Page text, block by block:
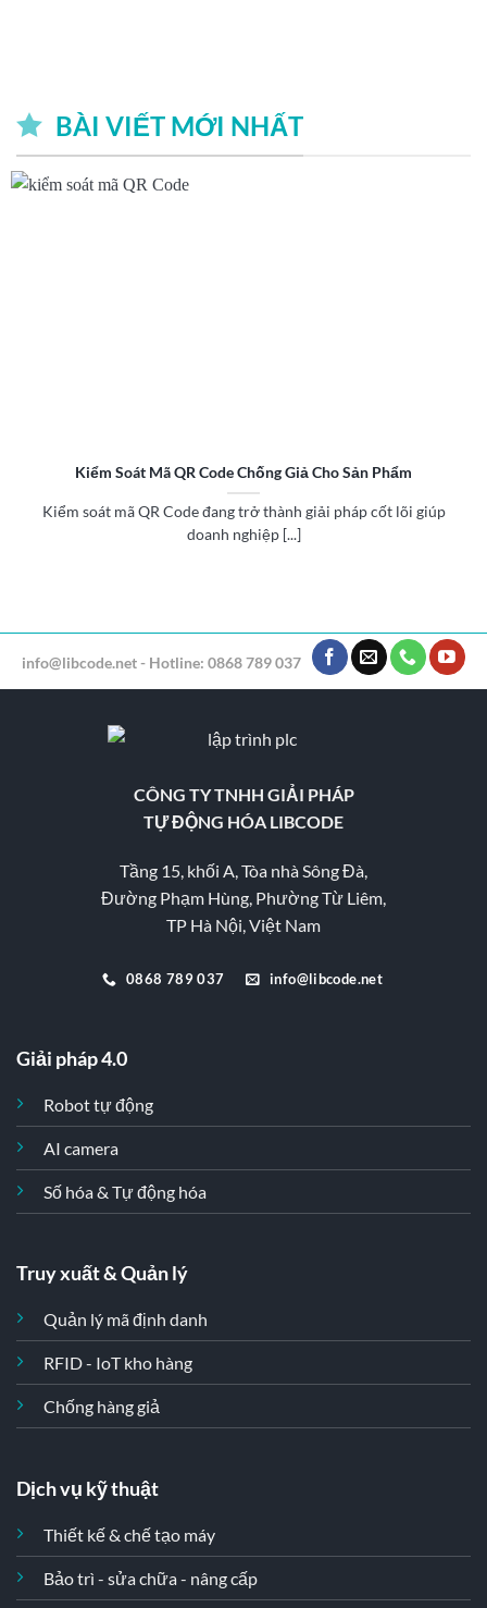
BÀI VIẾT MỚI NHẤT
Kiểm Soát Mã QR Code Chống Giả Cho Sản Phẩm
Kiểm soát mã QR Code đang trở thành giải pháp cốt lõi giúp
doanh nghiệp [...]
info@libcode.net - Hotline: 0868 789 037
CÔNG TY TNHH GIẢI PHÁP
TỰ ĐỘNG HÓA LIBCODE
Tầng 15, khối A, Tòa nhà Sông Đà,
Đường Phạm Hùng, Phường Từ Liêm,
TP Hà Nội, Việt Nam
0868 789 037 info@libcode.net
Giải pháp 4.0
Robot tự động
AI camera
Số hóa & Tự động hóa
Truy xuất & Quản lý
Quản lý mã định danh
RFID - IoT kho hàng
Chống hàng giả
Dịch vụ kỹ thuật
Thiết kế & chế tạo máy
Bảo trì - sửa chữa - nâng cấp